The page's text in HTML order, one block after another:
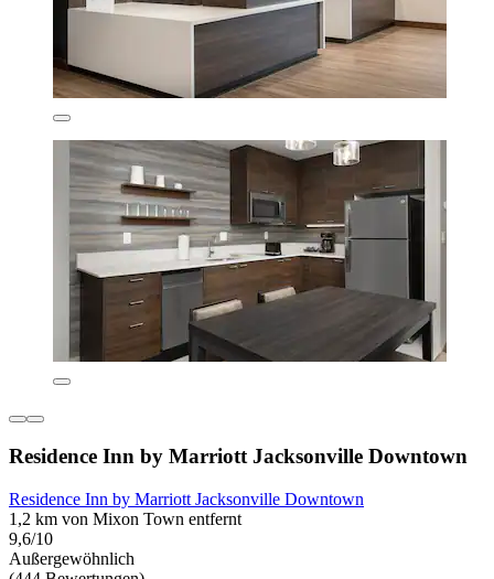
Residence Inn by Marriott Jacksonville Downtown
Residence Inn by Marriott Jacksonville Downtown
1,2 km von Mixon Town entfernt
9,6/10
Außergewöhnlich